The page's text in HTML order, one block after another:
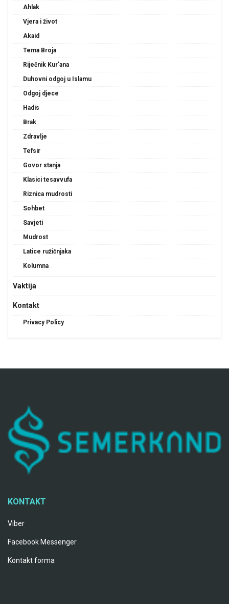
Ahlak
Vjera i život
Akaid
Tema Broja
Riječnik Kur'ana
Duhovni odgoj u Islamu
Odgoj djece
Hadis
Brak
Zdravlje
Tefsir
Govor stanja
Klasici tesavvufa
Riznica mudrosti
Sohbet
Savjeti
Mudrost
Latice ružičnjaka
Kolumna
Vaktija
Kontakt
Privacy Policy
KONTAKT
Viber
Facebook Messenger
Kontakt forma